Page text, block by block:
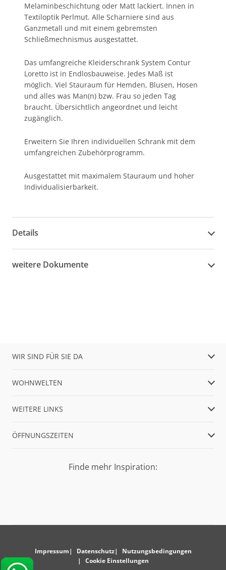
Melaminbeschichtung oder Matt lackiert. Innen in
Textiloptik Perlmut. Alle Scharniere sind aus
Ganzmetall und mit einem gebremsten
Schließmechnismus ausgestattet.
Das umfangreiche Kleiderschrank System Contur
Loretto ist in Endlosbauweise. Jedes Maß ist
möglich. Viel Stauraum für Hemden, Blusen, Hosen
und alles was Man(n) bzw. Frau so jeden Tag
braucht. Übersichtlich angeordnet und leicht
zugänglich.
Erweitern Sie Ihren individuellen Schrank mit dem
umfangreichen Zubehörprogramm.
Ausgestattet mit maximalem Stauraum und hoher
Individualisierbarkeit.
Details
weitere Dokumente
WIR SIND FÜR SIE DA
WOHNWELTEN
WEITERE LINKS
ÖFFNUNGSZEITEN
Finde mehr Inspiration:
Impressum Datenschutz
Nutzungsbedingungen
Cookie Einstellungen